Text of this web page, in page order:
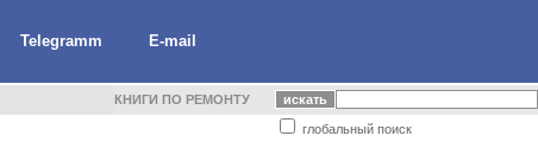
Telegramm E-mail
КНИГИ ПО РЕМОНТУ
глобальный поиск